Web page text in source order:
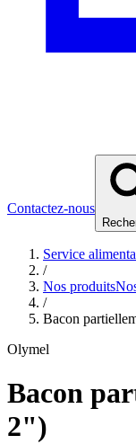
Contactez-nous
Service
/
Nos produits
/
Bacon
Olymel
Bacon
2")